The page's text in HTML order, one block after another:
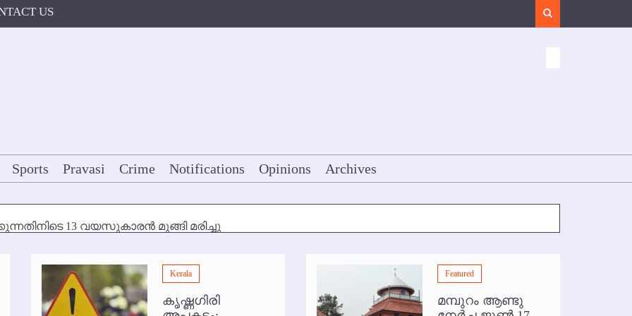
US
Sports Pravasi Crime Notifications Opinions Archives
13 വയസുകാരന്‍ മുങ്ങി മരിച്ചു
മുതല്‍
ഇല്ല
Kerala
കൃഷ്ണഗിരി
Featured
മമ്പുറം ആണ്ടു